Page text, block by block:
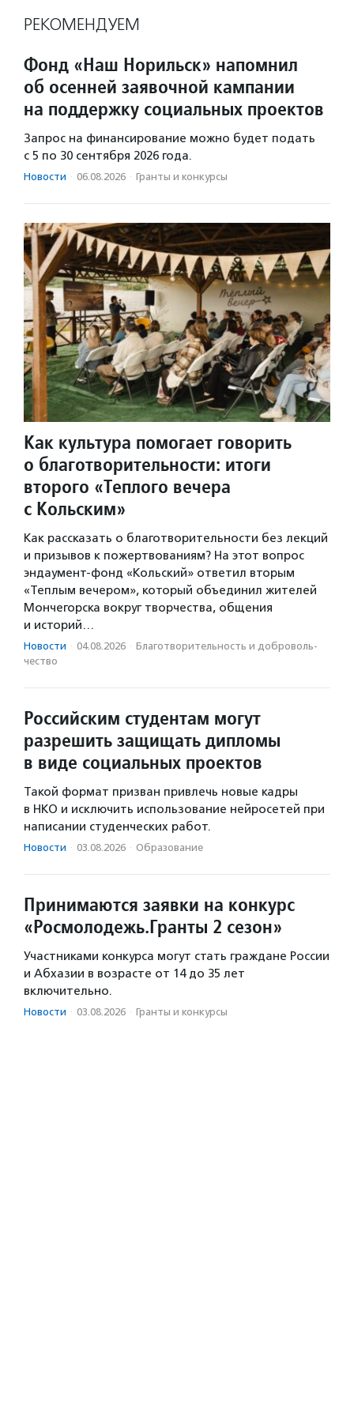
РЕКОМЕНДУЕМ
Фонд «Наш Норильск» напомнил
об осенней заявочной кампании
на поддержку социальных проектов
Запрос на финансирование можно будет подать
с 5 по 30 сентября 2026 года.
Новости · 06.08.2026 · Гранты и конкурсы
Как культура помогает говорить
о благотворительности: итоги
второго «Теплого вечера
с Кольским»
Как рассказать о благотворительности без лекций
и призывов к пожертвованиям? На этот вопрос
эндаумент-фонд «Кольский» ответил вторым
«Теплым вечером», который объединил жителей
Мончегорска вокруг творчества, общения
и историй…
Новости · 04.08.2026 · Благотвори­тель­ность и доброволь­
чест­во
Российским студентам могут
разрешить защищать дипломы
в виде социальных проектов
Такой формат призван привлечь новые кадры
в НКО и исключить использование нейросетей при
написании студенческих работ.
Новости · 03.08.2026 · Образование
Принимаются заявки на конкурс
«Росмолодежь.Гранты 2 сезон»
Участниками конкурса могут стать граждане России
и Абхазии в возрасте от 14 до 35 лет
включительно.
Новости · 03.08.2026 · Гранты и конкурсы